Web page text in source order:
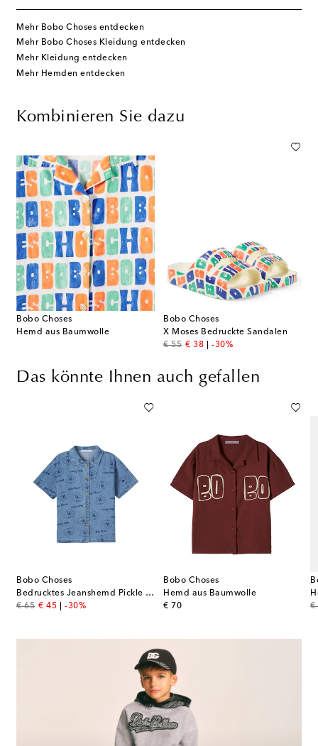
Mehr Bobo Choses entdecken
Mehr Bobo Choses Kleidung entdecken
Mehr Kleidung entdecken
Mehr Hemden entdecken
Kombinieren Sie dazu
Bobo Choses
Hemd aus Baumwolle
Bobo Choses
X Moses Bedruckte Sandalen
€ 55
original price
€ 38
discount price
-30%
Das könnte Ihnen auch gefallen
Bobo Choses
Bedrucktes Jeanshemd Pickle The Dog
€ 65
original price
€ 45
discount price
-30%
Bobo Choses
Hemd aus Baumwolle
€ 70
original price
€